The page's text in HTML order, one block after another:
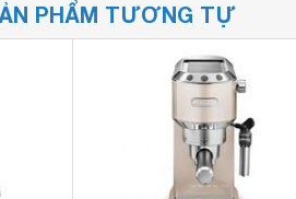
PHẨM TƯƠNG TỰ